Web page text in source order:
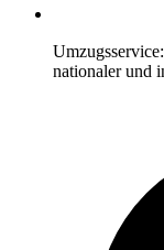
nationaler und